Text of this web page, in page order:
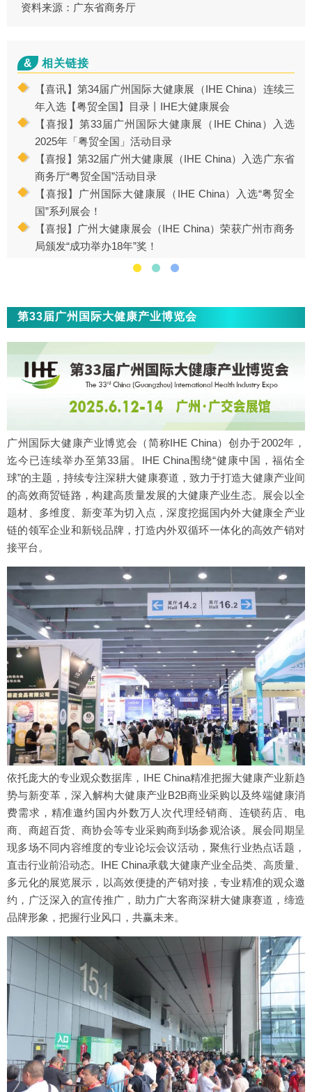
资料来源：广东省商务厅
& 相关链接
【喜讯】第34届广州国际大健康展（IHE China）连续三
年入选【粤贸全国】目录丨IHE大健康展会
【喜报】第33届广州国际大健康展（IHE China）入选
2025年「粤贸全国」活动目录
【喜报】第32届广州大健康展（IHE China）入选广东省
商务厅“粤贸全国”活动目录
【喜报】广州国际大健康展（IHE China）入选“粤贸全
国”系列展会！
【喜报】广州大健康展会（IHE China）荣获广州市商务
局颁发“成功举办18年”奖！
第33届广州国际大健康产业博览会
广州国际大健康产业博览会（简称IHE China）创办于2002年，
迄今已连续举办至第33届。IHE China围绕“健康中国，福佑全
球”的主题，持续专注深耕大健康赛道，致力于打造大健康产业间
的高效商贸链路，构建高质量发展的大健康产业生态。展会以全
题材、多维度、新变革为切入点，深度挖掘国内外大健康全产业
链的领军企业和新锐品牌，打造内外双循环一体化的高效产销对
接平台。
依托庞大的专业观众数据库，IHE China精准把握大健康产业新趋
势与新变革，深入解构大健康产业B2B商业采购以及终端健康消
费需求，精准邀约国内外数万人次代理经销商、连锁药店、电
商、商超百货、商协会等专业采购商到场参观洽谈。展会同期呈
现多场不同内容维度的专业论坛会议活动，聚焦行业热点话题，
直击行业前沿动态。IHE China承载大健康产业全品类、高质量、
多元化的展览展示，以高效便捷的产销对接，专业精准的观众邀
约，广泛深入的宣传推广，助力广大客商深耕大健康赛道，缔造
品牌形象，把握行业风口，共赢未来。